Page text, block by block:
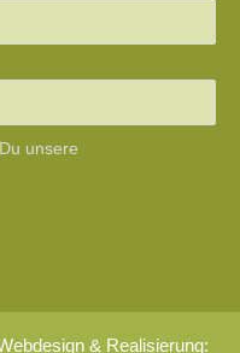
unsere
& Realisierung: